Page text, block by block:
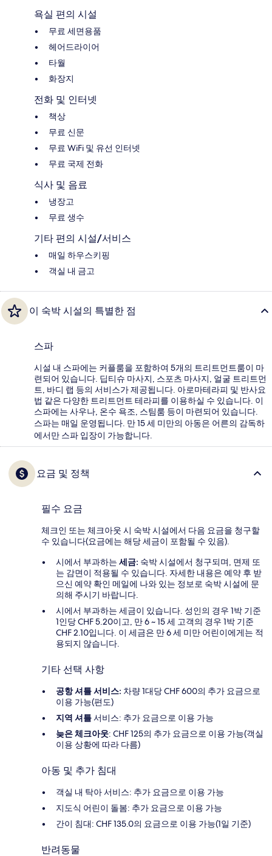
욕실 편의 시설
무료 세면용품
헤어드라이어
타월
화장지
전화 및 인터넷
책상
무료 신문
무료 WiFi 및 유선 인터넷
무료 국제 전화
식사 및 음료
냉장고
무료 생수
기타 편의 시설/서비스
매일 하우스키핑
객실 내 금고
이 숙박 시설의 특별한 점
스파
시설 내 스파에는 커플룸을 포함하여 5개의 트리트먼트룸이 마
련되어 있습니다. 딥티슈 마사지, 스포츠 마사지, 얼굴 트리트먼
트, 바디 랩 등의 서비스가 제공됩니다. 아로마테라피 및 반사요
법 같은 다양한 트리트먼트 테라피를 이용하실 수 있습니다. 이
스파에는 사우나, 온수 욕조, 스팀룸 등이 마련되어 있습니다.
스파는 매일 운영됩니다. 만 15 세 미만의 아동은 어른의 감독하
에서만 스파 입장이 가능합니다.
요금 및 정책
필수 요금
체크인 또는 체크아웃 시 숙박 시설에서 다음 요금을 청구할
수 있습니다(요금에는 해당 세금이 포함될 수 있음).
시에서 부과하는 세금: 숙박 시설에서 청구되며, 면제 또
는 감면이 적용될 수 있습니다. 자세한 내용은 예약 후 받
으신 예약 확인 메일에 나와 있는 정보로 숙박 시설에 문
의해 주시기 바랍니다.
시에서 부과하는 세금이 있습니다. 성인의 경우 1박 기준
1인당 CHF 5.20이고, 만 6 ~ 15 세 고객의 경우 1박 기준
CHF 2.10입니다. 이 세금은 만 6 세 미만 어린이에게는 적
용되지 않습니다.
기타 선택 사항
공항 셔틀 서비스: 차량 1대당 CHF 600의 추가 요금으로
이용 가능(편도)
지역 셔틀서비스: 추가 요금으로 이용 가능
늦은 체크아웃: CHF 125의 추가 요금으로 이용 가능(객실
이용 상황에 따라 다름)
아동 및 추가 침대
객실 내 탁아 서비스: 추가 요금으로 이용 가능
지도식 어린이 돌봄: 추가 요금으로 이용 가능
간이 침대: CHF 135.0의 요금으로 이용 가능(1일 기준)
반려동물